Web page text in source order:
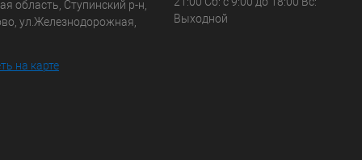
область, Ступинский р-н,
ул.Железнодорожная,
на карте
Выходной